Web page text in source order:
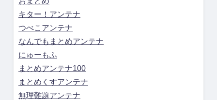
キター！アンテナ
つべこアンテナ
なんでもまとめアンテナ
にゅーもふ
まとめアンテナ100
まとめくすアンテナ
無理難題アンテナ